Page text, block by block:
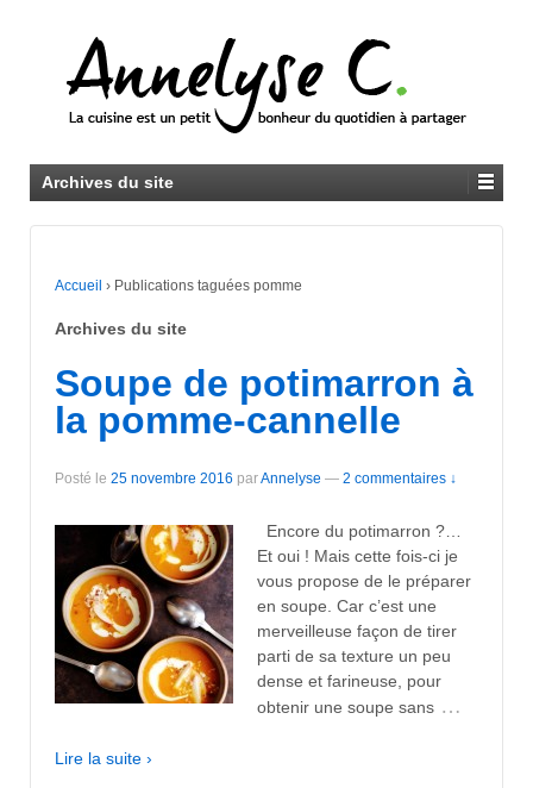
Archives du site
Accueil › Publications taguées pomme
Archives du site
Soupe de potimarron à
la pomme-cannelle
Posté le 25 novembre 2016 parAnnelyse — 2 commentaires ↓
Encore du potimarron ?…
Et oui ! Mais cette fois-ci je
vous propose de le préparer
en soupe. Car c’est une
merveilleuse façon de tirer
parti de sa texture un peu
dense et farineuse, pour
obtenir une soupe sans …
Lire la suite ›